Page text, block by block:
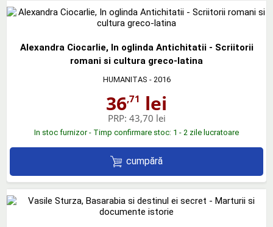
Alexandra Ciocarlie, In oglinda Antichitatii - Scriitorii
romani si cultura greco-latina
HUMANITAS - 2016
36,71 lei
PRP: 43,70 lei
In stoc furnizor - Timp confirmare stoc: 1 - 2 zile lucratoare
cumpără